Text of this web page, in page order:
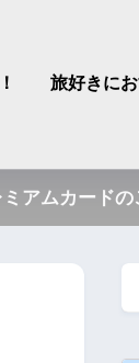
旅好きに
アムカードの